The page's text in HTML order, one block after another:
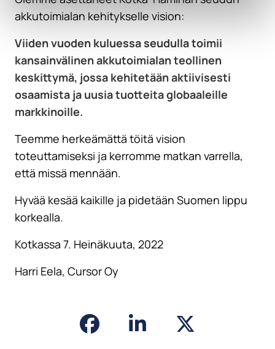
akkutoimialan kehitykselle vision:
Viiden vuoden kuluessa seudulla toimii
kansainvälinen akkutoimialan teollinen
keskittymä, jossa kehitetään aktiivisesti
osaamista ja uusia tuotteita globaaleille
markkinoille.
Teemme herkeämättä töitä vision
toteuttamiseksi ja kerromme matkan varrella,
että missä mennään.
Hyvää kesää kaikille ja pidetään Suomen lippu
korkealla.
Kotkassa 7. Heinäkuuta, 2022
Harri Eela, Cursor Oy